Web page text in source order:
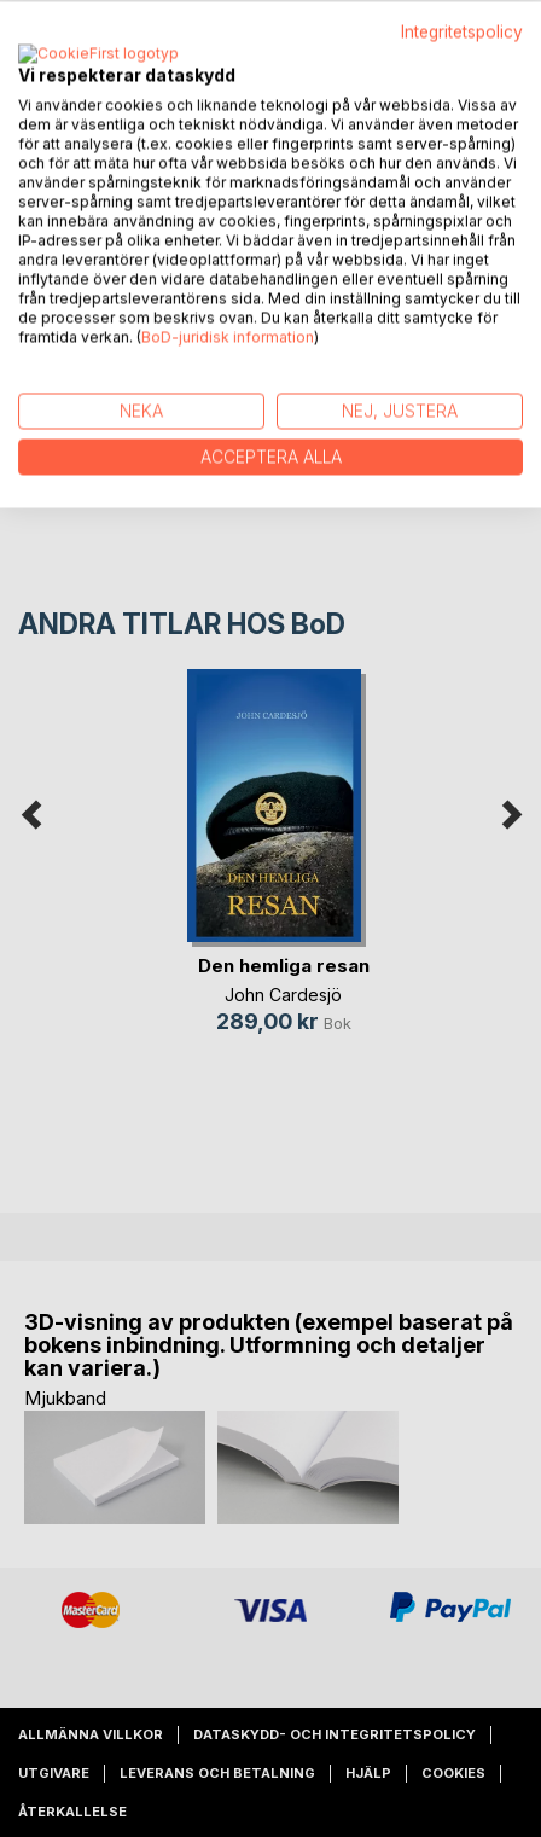
BESKRIVNING
Lilla Annika skall åka tåg med sin mamma mellan
Vänersborg och Trollhättan. Annika har aldrig åkt tåg förut
och detta är den första tågresan, det skall bli spännande
och kul tänker Annika. Snart har de kommit fram till
Tågstationen i Vänersborg och resan kan börja.
FÖRFATTARE
KOMMENTARER I PRESSEN
ANDRA TITLAR HOS BoD
Den hemliga resan
John Cardesjö
289,00 kr Bok
3D-visning av produkten (exempel baserat på
bokens inbindning. Utformning och detaljer
kan variera.)
Mjukband
ALLMÄNNA VILLKOR DATASKYDD- OCH INTEGRITETSPOLICY
UTGIVARE LEVERANS OCH BETALNING HJÄLP COOKIES
ÅTERKALLELSE
Integritetspolicy
Vi respekterar dataskydd
Vi använder cookies och liknande teknologi på vår webbsida. Vissa av
dem är väsentliga och tekniskt nödvändiga. Vi använder även metoder
för att analysera (t.ex. cookies eller fingerprints samt server-spårning)
och för att mäta hur ofta vår webbsida besöks och hur den används. Vi
använder spårningsteknik för marknadsföringsändamål och använder
server-spårning samt tredjepartsleverantörer för detta ändamål, vilket
kan innebära användning av cookies, fingerprints, spårningspixlar och
IP-adresser på olika enheter. Vi bäddar även in tredjepartsinnehåll från
andra leverantörer (videoplattformar) på vår webbsida. Vi har inget
inflytande över den vidare databehandlingen eller eventuell spårning
från tredjepartsleverantörens sida. Med din inställning samtycker du till
de processer som beskrivs ovan. Du kan återkalla ditt samtycke för
framtida verkan. (BoD-juridisk information)
NEKA NEJ, JUSTERA
ACCEPTERA ALLA